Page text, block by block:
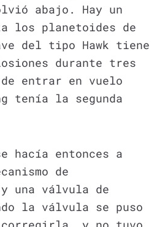
abajo. Hay un
los planetoides de
del tipo Hawk tiene
durante tres
entrar en vuelo
tenía la segunda
hacía entonces a
de
una válvula de
la válvula se puso